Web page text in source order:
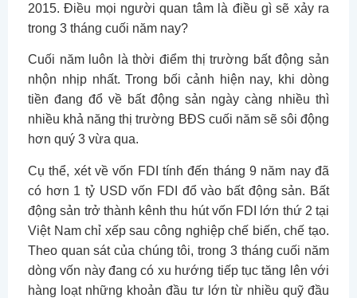
2015. Điều mọi người quan tâm là điều gì sẽ xảy ra
trong 3 tháng cuối năm nay?
Cuối năm luôn là thời điểm thị trường bất động sản
nhộn nhịp nhất. Trong bối cảnh hiện nay, khi dòng
tiền đang đổ về bất động sản ngày càng nhiều thì
nhiều khả năng thị trường BĐS cuối năm sẽ sôi động
hơn quý 3 vừa qua.
Cụ thể, xét về vốn FDI tính đến tháng 9 năm nay đã
có hơn 1 tỷ USD vốn FDI đổ vào bất động sản. Bất
động sản trở thành kênh thu hút vốn FDI lớn thứ 2 tại
Việt Nam chỉ xếp sau công nghiệp chế biến, chế tạo.
Theo quan sát của chúng tôi, trong 3 tháng cuối năm
dòng vốn này đang có xu hướng tiếp tục tăng lên với
hàng loạt những khoản đầu tư lớn từ nhiều quỹ đầu